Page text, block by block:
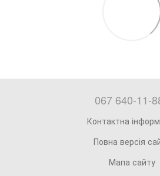
067 640-11-
Контактна
Повна версія
Мапа сайту